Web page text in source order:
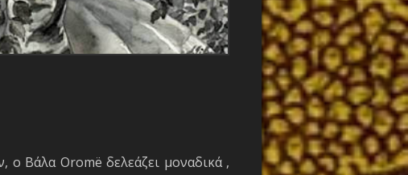
Βάλα Oromë δελεάζει μοναδικά ,